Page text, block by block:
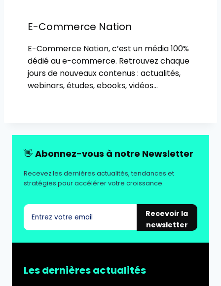
E-Commerce Nation
E-Commerce Nation, c’est un média 100%
dédié au e-commerce. Retrouvez chaque
jours de nouveaux contenus : actualités,
webinars, études, ebooks, vidéos…
👋 Abonnez-vous à notre Newsletter
Recevez les dernières actualités, tendances et
stratégies pour accélérer votre croissance.
Recevoir la
newsletter
Les dernières actualités